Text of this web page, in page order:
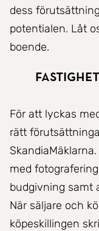
dess
potentialen. Låt
boende.
För att lyckas
rätt
med
budgivning samt
När säljare och
köpeskillingen